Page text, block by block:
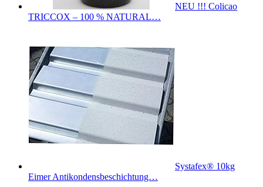
NEU !!! Colicao
TRICCOX – 100 % NATURAL…
Systafex® 10kg
Eimer Antikondensbeschichtung…